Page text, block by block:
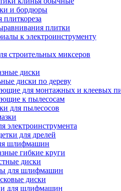
и бордюры
плиткореза
плитки
к электроинструменту
строительных миксеров
диски
диски по дереву
для монтажных и клеевых
к пылесосам
для пылесосов
электроинструмента
для дрелей
шлифмашин
гибкие круги
диски
для шлифмашин
диски
для шлифмашин